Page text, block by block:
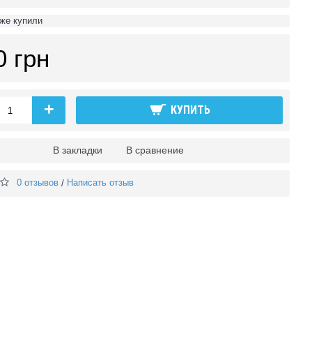
купили
грн
+ КУПИТЬ
В закладки В сравнение
0 отзывов / Написать отзыв